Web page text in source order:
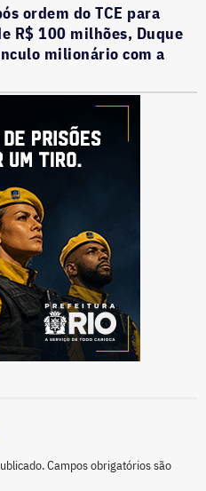
ordem do TCE para
R$ 100 milhões, Duque
milionário com a
Campos obrigatórios são